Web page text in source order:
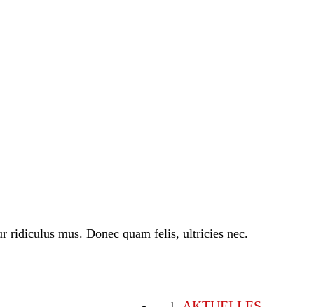
ridiculus mus. Donec quam felis, ultricies nec.